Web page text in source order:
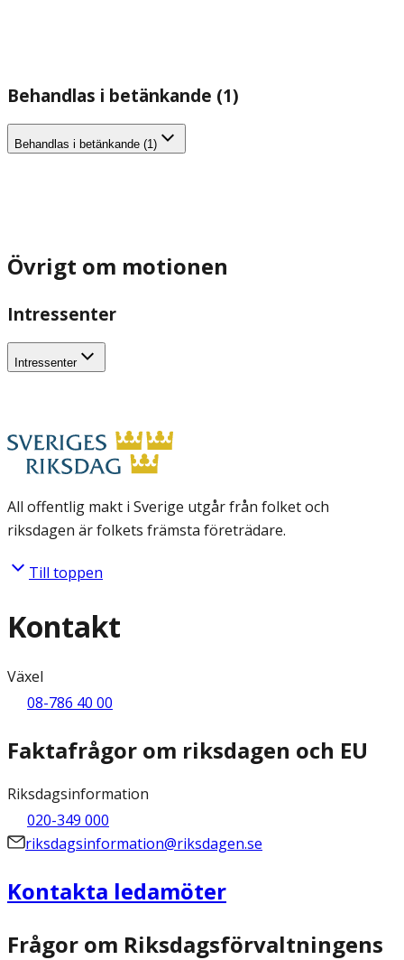
Behandlas i betänkande (1)
Behandlas i betänkande (1)
Övrigt om motionen
Intressenter
Intressenter
All offentlig makt i Sverige utgår från folket och
riksdagen är folkets främsta företrädare.
Till toppen
Kontakt
Växel
08-786 40 00
Faktafrågor om riksdagen och EU
Riksdagsinformation
020-349 000
riksdagsinformation@riksdagen.se
Kontakta ledamöter
Frågor om Riksdagsförvaltningens